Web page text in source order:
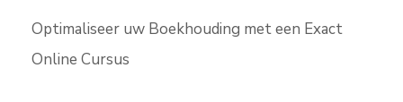
Optimaliseer uw Boekhouding met een Exact
Online Cursus